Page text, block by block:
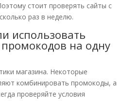
стоит проверять сайты с
раз в неделю.
использовать
промокодов на одну
магазина. Некоторые
комбинировать промокоды, а
проверяйте условия